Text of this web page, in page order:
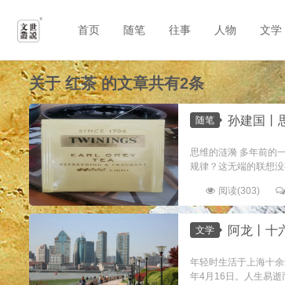
首页 随笔 往事 人物 文学
关于红茶的文章共有2条
随笔 孙建国丨
思维的涟漪 多年前的
规律？这无端的联想
阅读(303)
文学 阿龙丨十
年轻时生活于上海十
年4月16日。人生易逝